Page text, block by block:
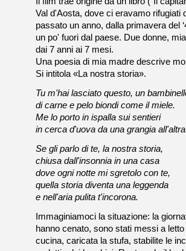
Val d'Aosta, dove ci eravamo rifugiati
passato un anno, dalla primavera del
un po' fuori dal paese. Due donne,
dai 7 anni ai 7 mesi.
Una poesia di mia madre descrive
Si intitola «La nostra storia».
Tu m'hai lasciato questo, un
di carne e pelo biondi come il miele.
Me lo porto in ispalla sui sentieri
in cerca d'uova da una grangia
Se gli parlo di te, la nostra storia,
chiusa dall'insonnia in una casa
dove ogni notte mi sgretolo con te,
quella storia diventa una leggenda
e nell'aria pulita t'incorona.
Immaginiamoci la situazione: la
hanno cenato, sono stati messi a
cucina, caricata la stufa, stabilite le